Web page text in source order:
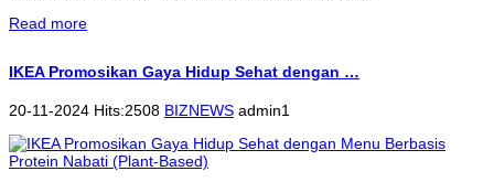
Read more
IKEA Promosikan Gaya Hidup Sehat dengan …
20-11-2024 Hits:2508 BIZNEWS admin1